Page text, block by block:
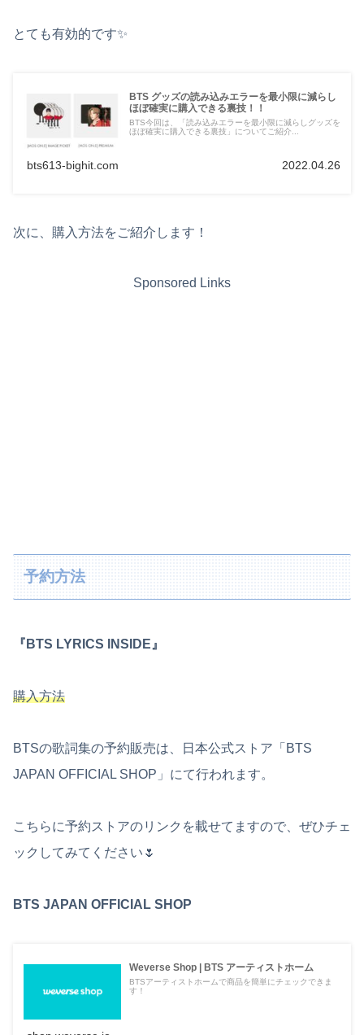
とても有効的です✨
BTS グッズの読み込みエラーを最小限に減らし
ほぼ確実に購入できる裏技！！
BTS今回は、「読み込みエラーを最小限に減らしグッズを
ほぼ確実に購入できる裏技」についてご紹介...
bts613-bighit.com 2022.04.26
次に、購入方法をご紹介します！
Sponsored Links
予約方法
『BTS LYRICS INSIDE』
購入方法
BTSの歌詞集の予約販売は、日本公式ストア「BTS
JAPAN OFFICIAL SHOP」にて行われます。
こちらに予約ストアのリンクを載せてますので、ぜひチェ
ックしてみてください🌷
BTS JAPAN OFFICIAL SHOP
Weverse Shop | BTS アーティストホーム
BTSアーティストホームで商品を簡単にチェックできま
す！